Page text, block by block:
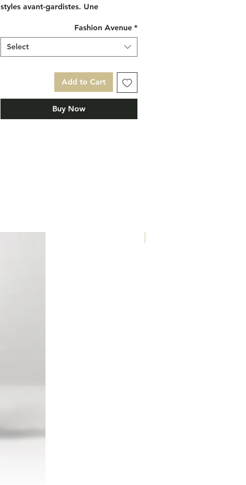
styles avant-gardistes. Une
et fonceuse, au lit avec des verts
rosés, et caressée d'une bouffée de
frais, mimosa, ylang ylang, cassis,
bois de santal et musc de cachemire
Fashion Avenue *
Select
Add to Cart
Buy Now